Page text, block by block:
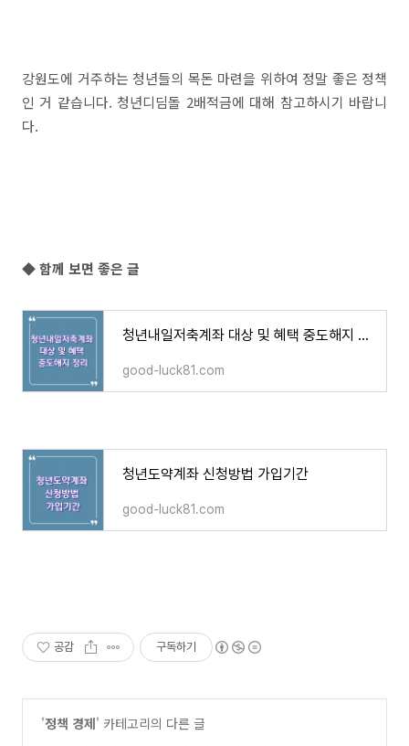
강원도에 거주하는 청년들의 목돈 마련을 위하여 정말 좋은 정책
인 거 같습니다. 청년디딤돌 2배적금에 대해 참고하시기 바랍니
다.
◆ 함께 보면 좋은 글
청년내일저축계좌 대상 및 혜택 중도해지 정리
good-luck81.com
청년도약계좌 신청방법 가입기간
good-luck81.com
공감 구독하기
'정책 경제' 카테고리의 다른 글